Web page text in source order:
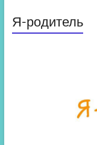
Я-родитель